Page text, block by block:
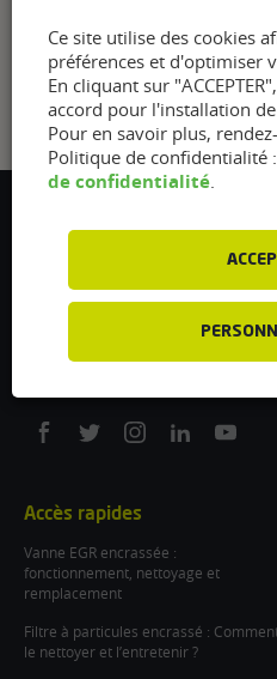
France
On
On
On
On
On
Accès rapides
Vanne EGR encrassée :
fonctionnement, nettoyage et
remplacement
Filtre à particules encrassé :
le nettoyer et l’entretenir ?
Ce site utilise des cookies
préférences et d'optimiser
En cliquant sur
accord pour l'installation
Pour en savoir plus,
Politique de confidentialité :
de confidentialité.